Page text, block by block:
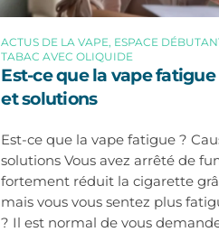
ACTUS DE LA VAPE, ESPACE
TABAC AVEC OLIQUIDE
Est-ce que la vape fatigue
et solutions
Est-ce que la vape fatigue ?
solutions Vous avez arrêté de
fortement réduit la cigarette
mais vous vous sentez plus
? Il est normal de vous